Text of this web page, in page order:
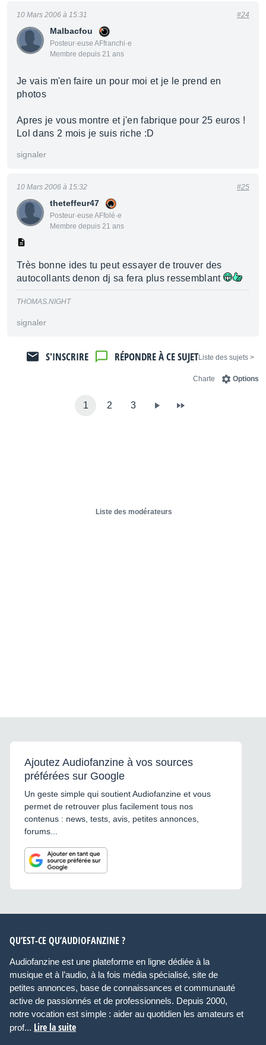
Malbacfou
Posteur·euse AFfranchi·e
Membre depuis 21 ans
10 Mars 2006 à 15:31 #24
Je vais m'en faire un pour moi et je le prend en
photos
Apres je vous montre et j'en fabrique pour 25 euros !
Lol dans 2 mois je suis riche :D
signaler
theteffeur47
Posteur·euse AFfolé·e
Membre depuis 21 ans
10 Mars 2006 à 15:32 #25
Très bonne ides tu peut essayer de trouver des
autocollants denon dj sa fera plus ressemblant
THOMAS.NIGHT
signaler
< Liste des sujets
RÉPONDRE À CE SUJET
S'INSCRIRE
Options
Charte
1 2 3
Liste des modérateurs
Ajoutez Audiofanzine à vos sources
préférées sur Google
Un geste simple qui soutient Audiofanzine et vous
permet de retrouver plus facilement tous nos
contenus : news, tests, avis, petites annonces,
forums...
QU’EST-CE QU’AUDIOFANZINE ?
Audiofanzine est une plateforme en ligne dédiée à la
musique et à l’audio, à la fois média spécialisé, site de
petites annonces, base de connaissances et communauté
active de passionnés et de professionnels. Depuis 2000,
notre vocation est simple : aider au quotidien les amateurs et
prof... Lire la suite